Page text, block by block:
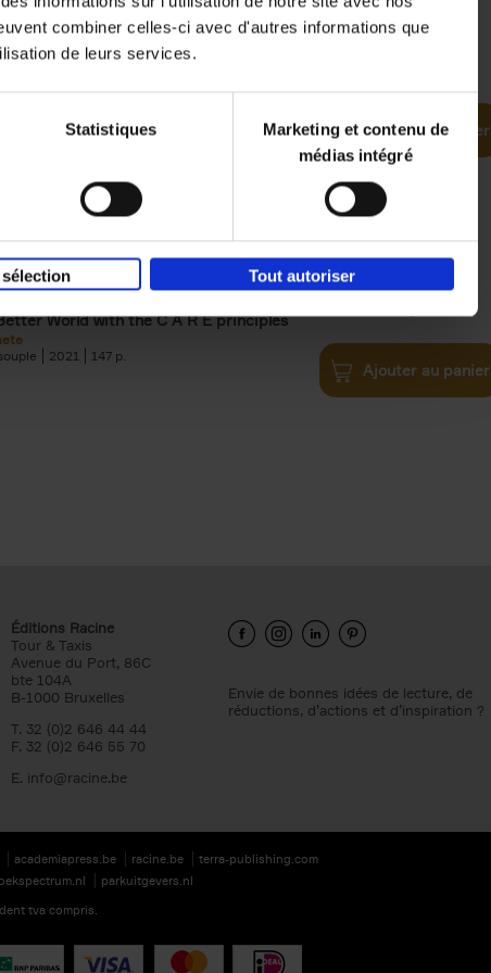
combiner celles-ci avec d'autres informations que
de leurs services.
Statistiques
Marketing et contenu de
médias intégré
Tout autoriser
like a PRO -
revised edition
Ajouter au panier
Brand Care?
World with the C A R E principles
2021 147
€34,99
Ajouter au panier
Éditions Racine
Tour & Taxis
Avenue du Port, 86C
bte 104A
B-1000 Bruxelles
T. 32 (0)2 646 44 44
F. 32 (0)2 646 55 70
E. info@racine.be
Envie de bonnes idées de lecture, de
réductions, d’actions et d’inspiration ?
academiapress.be racine.be
terra-publishing.com
parkuitgevers.nl
tva compris.